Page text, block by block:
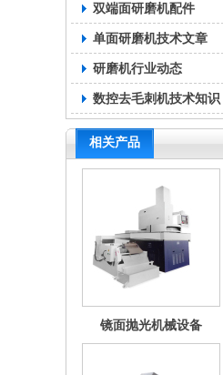
双端面研磨机配件
单面研磨机技术文章
研磨机行业动态
数控去毛刺机技术知识
相关产品
镜面抛光机械设备